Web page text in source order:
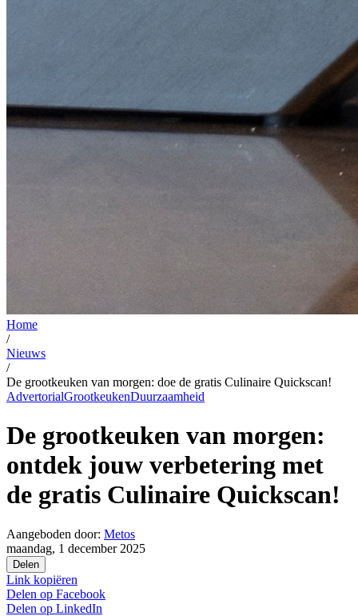
Home
/
Nieuws
/
De grootkeuken van morgen: doe de gratis Culinaire Quickscan!
AdvertorialGrootkeukenDuurzaamheid
De grootkeuken van morgen:
ontdek jouw verbetering met
de gratis Culinaire Quickscan!
Aangeboden door: Metos
maandag, 1 december 2025
Delen
Link kopiëren
Delen op Facebook
Delen op LinkedIn